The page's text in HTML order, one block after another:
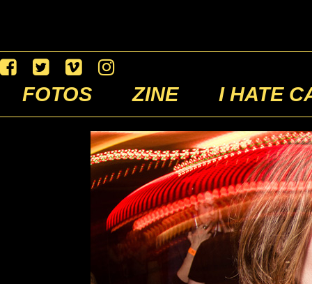
FOTOS ZINE I HATE